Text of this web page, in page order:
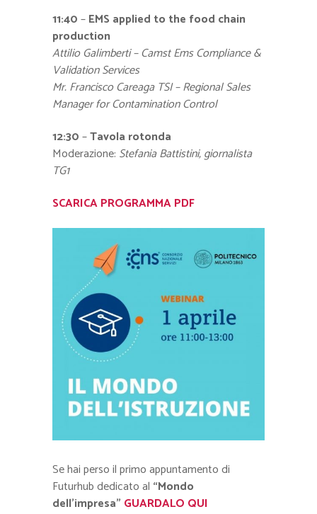
11:40–EMS applied to the food chain
production
Attilio Galimberti – Camst Ems Compliance &
Validation Services
Mr. Francisco Careaga TSI – Regional Sales
Manager for Contamination Control
12:30–Tavola rotonda
Moderazione: Stefania Battistini, giornalista
TG1
SCARICA PROGRAMMA PDF
Se hai perso il primo appuntamento di
Futurhub dedicato al “Mondo
dell’impresa” GUARDALO QUI